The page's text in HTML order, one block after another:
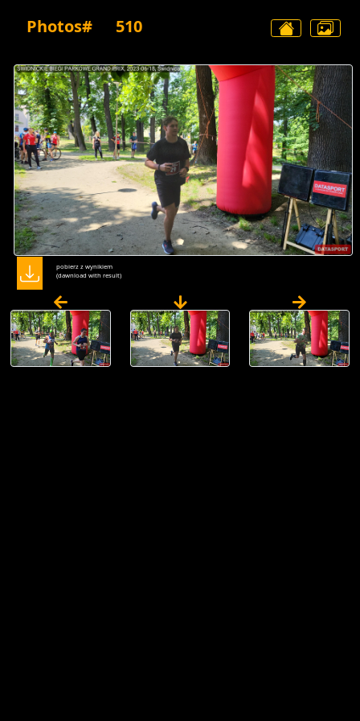
Photos# 510
pobierz z wynikiem
(dawnload with result)